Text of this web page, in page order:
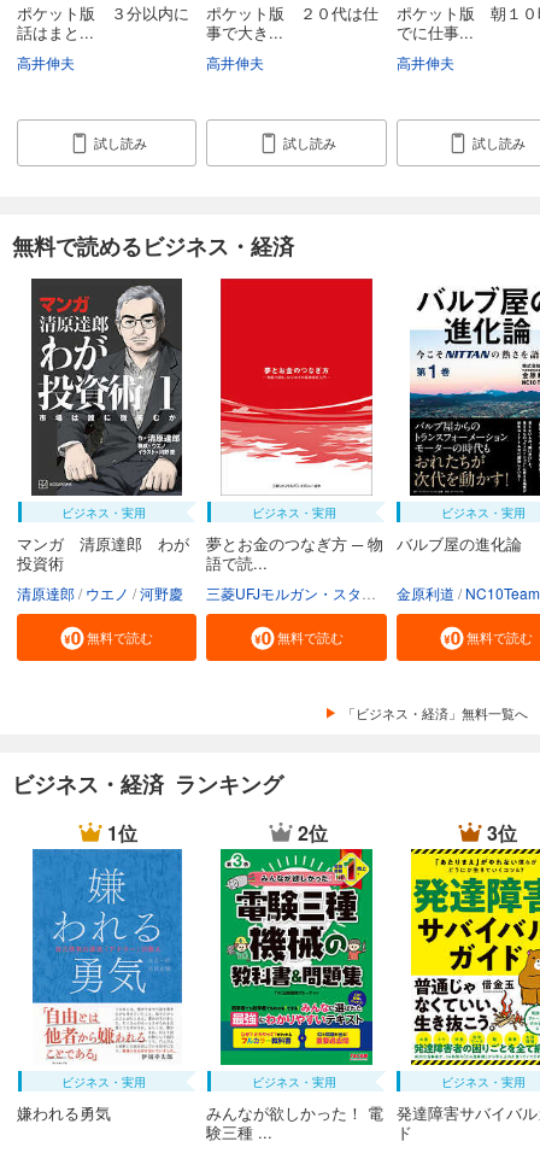
ポケット版 ３分以内に
話はまと...
高井伸夫
試し読み
ポケット版 ２０代は仕
事で大き...
高井伸夫
試し読み
ポケット版 朝１０
でに仕事...
高井伸夫
試し読み
無料で読めるビジネス・経済
ビジネス・実用
マンガ 清原達郎 わが
投資術
清原達郎 ウエノ 河野慶
無料で読む
ビジネス・実用
夢とお金のつなぎ方 ─ 物
語で読...
無料で読む
ビジネス・実用
バルブ屋の進化論
金原利道 NC10Team
無料で読む
「ビジネス・経済」無料一覧へ
ビジネス・経済 ランキング
1位
ビジネス・実用
嫌われる勇気
2位
ビジネス・実用
みんなが欲しかった！ 電
験三種 ...
3位
ビジネス・実用
発達障害サバイバ
ド